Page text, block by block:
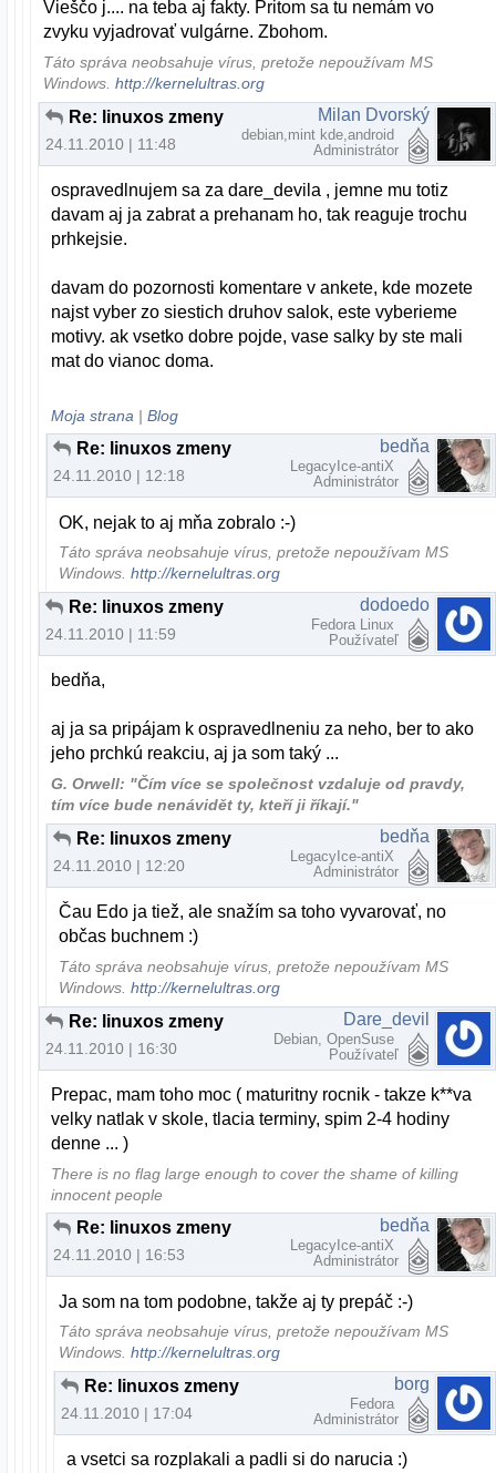
Vieščo j.... na teba aj fakty. Pritom sa tu nemám vo
zvyku vyjadrovať vulgárne. Zbohom.
Táto správa neobsahuje vírus, pretože nepoužívam MS
Windows.http://kernelultras.org
Re: linuxos zmeny
24.11.2010 | 11:48
Milan Dvorský
debian,mint kde,android
Administrátor
ospravedlnujem sa za dare_devila , jemne mu totiz
davam aj ja zabrat a prehanam ho, tak reaguje trochu
prhkejsie.
davam do pozornosti komentare v ankete, kde mozete
najst vyber zo siestich druhov salok, este vyberieme
motivy. ak vsetko dobre pojde, vase salky by ste mali
mat do vianoc doma.
Moja strana |Blog
Re: linuxos zmeny
24.11.2010 | 12:18
bedňa
LegacyIce-antiX
Administrátor
OK, nejak to aj mňa zobralo :-)
Táto správa neobsahuje vírus, pretože nepoužívam MS
Windows.http://kernelultras.org
Re: linuxos zmeny
24.11.2010 | 11:59
dodoedo
Fedora Linux
Používateľ
bedňa,
aj ja sa pripájam k ospravedlneniu za neho, ber to ako
jeho prchkú reakciu, aj ja som taký ...
G. Orwell: "Čím více se společnost vzdaluje od pravdy,
tím více bude nenávidět ty, kteří ji říkají."
Re: linuxos zmeny
24.11.2010 | 12:20
bedňa
LegacyIce-antiX
Administrátor
Čau Edo ja tiež, ale snažím sa toho vyvarovať, no
občas buchnem :)
Táto správa neobsahuje vírus, pretože nepoužívam MS
Windows.http://kernelultras.org
Re: linuxos zmeny
24.11.2010 | 16:30
Dare_devil
Debian, OpenSuse
Používateľ
Prepac, mam toho moc ( maturitny rocnik - takze k**va
velky natlak v skole, tlacia terminy, spim 2-4 hodiny
denne ... )
There is no flag large enough to cover the shame of killing
innocent people
Re: linuxos zmeny
24.11.2010 | 16:53
bedňa
LegacyIce-antiX
Administrátor
Ja som na tom podobne, takže aj ty prepáč :-)
Táto správa neobsahuje vírus, pretože nepoužívam MS
Windows.http://kernelultras.org
Re: linuxos zmeny
24.11.2010 | 17:04
borg
Fedora
Administrátor
a vsetci sa rozplakali a padli si do narucia :)